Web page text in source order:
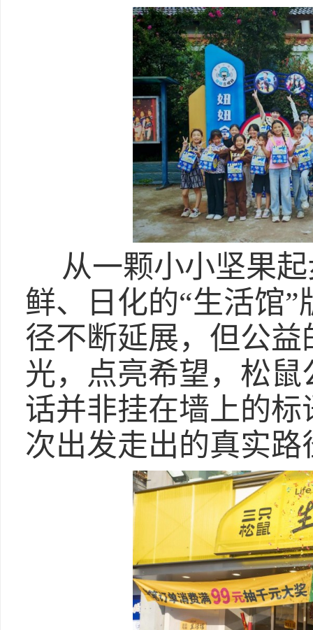
从一颗小小坚果
鲜、日化的“生活馆
径不断延展，但公
光，点亮希望，松
话并非挂在墙上的
次出发走出的真实路